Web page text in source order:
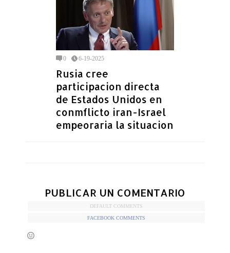
0 6-19-2025
Rusia cree
participacion directa
de Estados Unidos en
conmflicto iran-Israel
empeoraria la situacion
PUBLICAR UN COMENTARIO
DEFAULT COMMENTS
FACEBOOK COMMENTS